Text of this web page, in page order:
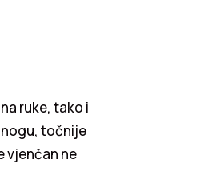
ruke, tako i
točnije
vjenčan ne